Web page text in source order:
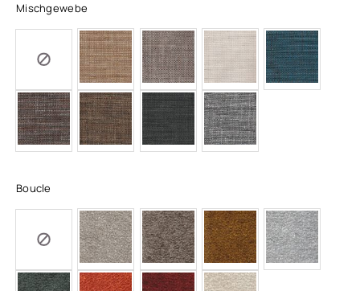
Mischgewebe
Boucle